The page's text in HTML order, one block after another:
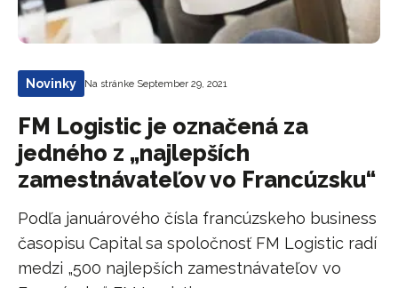
Novinky Na stránke September 29, 2021
FM Logistic je označená za
jedného z „najlepších
zamestnávateľov vo Francúzsku“
Podľa januárového čísla francúzskeho business
časopisu Capital sa spoločnosť FM Logistic radí
medzi „500 najlepších zamestnávateľov vo